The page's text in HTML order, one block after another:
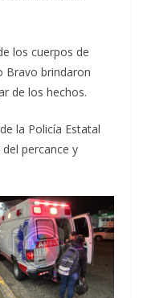
los cuerpos de
Bravo brindaron
de los hechos.
la Policía Estatal
percance y